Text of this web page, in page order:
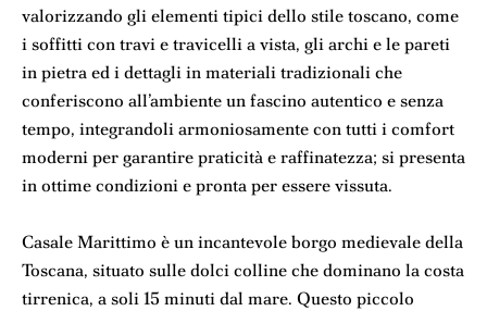
valorizzando gli elementi tipici dello stile toscano, come
i soffitti con travi e travicelli a vista, gli archi e le pareti
in pietra ed i dettagli in materiali tradizionali che
conferiscono all’ambiente un fascino autentico e senza
tempo, integrandoli armoniosamente con tutti i comfort
moderni per garantire praticità e raffinatezza; si presenta
in ottime condizioni e pronta per essere vissuta.
Casale Marittimo è un incantevole borgo medievale della
Toscana, situato sulle dolci colline che dominano la costa
tirrenica, a soli 15 minuti dal mare. Questo piccolo